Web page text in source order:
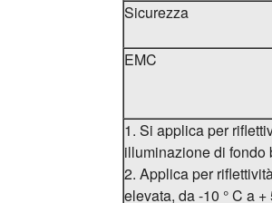
Sicurezza
EMC
1. Si applica per
illuminazione di fondo
2. Applica per
elevata, da -10 ° C a +